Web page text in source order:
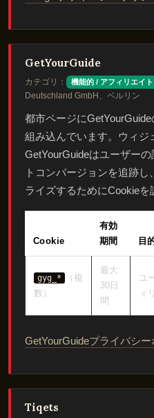
GetYourGuide
カテゴリ： 機能的 / アフィリエイト
Deutschland GmbH、ベルリン
都市ページに
組み込んでいます。ウィジ
GetYourGuideはユーザー
トコンバージョンを追跡
ライズするためにCookieを
Cookie
有効
期間
目
gyg_*
（複
数）
最大
30日
間
ユ
ィ
GetYourGuideプライバシー
Tiqets